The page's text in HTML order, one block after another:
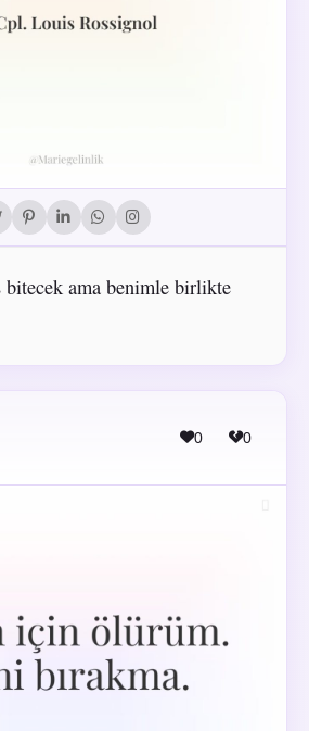
bitecek ama benimle birlikte
0 0